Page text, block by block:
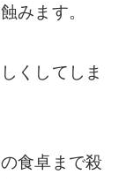
みます。
くしてしま
食卓まで殺